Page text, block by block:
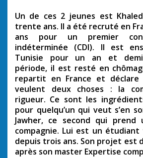
Un de ces 2 jeunes est
trente ans. Il a été recruté en
ans pour un premier
indéterminée (CDI). Il est
Tunisie pour un an et
période, il est resté en
repartit en France et déclare
veulent deux choses : la
rigueur. Ce sont les
pour quelqu’un qui veut s’en
Jawher, ce second qui
compagnie. Lui est un
depuis trois ans. Son projet est
après son master Expertise